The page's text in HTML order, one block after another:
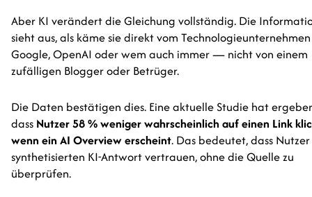
Aber KI verändert die Gleichung vollständig. Die
sieht aus, als käme sie direkt vom
Google, OpenAI oder wem auch immer — nicht von einem
zufälligen Blogger oder Betrüger.
Die Daten bestätigen dies. Eine aktuelle Studie hat
dass Nutzer 58 % weniger wahrscheinlich auf einen Link
wenn ein AI Overview erscheint. Das bedeutet, dass
synthetisierten KI-Antwort vertrauen, ohne die Quelle zu
überprüfen.